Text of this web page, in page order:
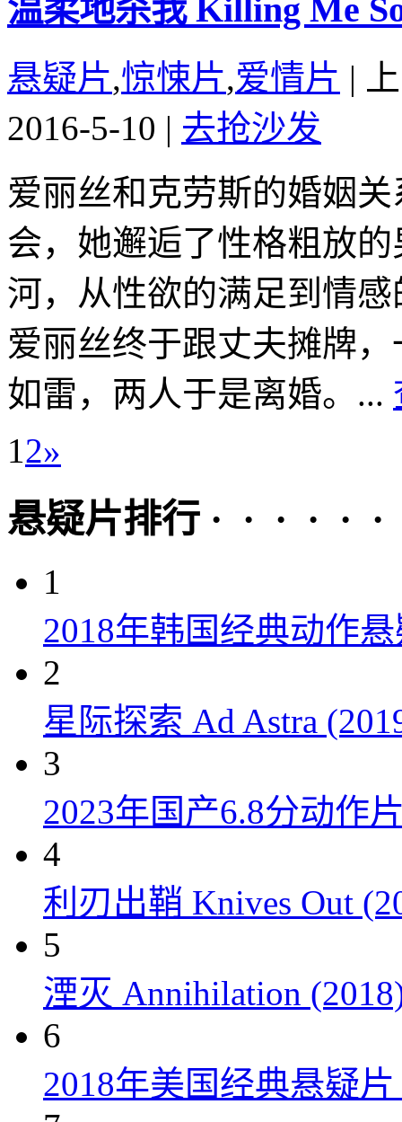
温柔地杀我 Killing Me
悬疑片,惊悚片,爱情片 |
2016-5-10 | 去抢沙发
爱丽丝和克劳斯的婚姻
会，她邂逅了性格粗放
河，从性欲的满足到情
爱丽丝终于跟丈夫摊牌
如雷，两人于是离婚。...
1 2»
悬疑片排行 · · · · · ·
1
2018年韩国经典动作
2
星际探索 Ad Astra
3
2023年国产6.8分动作
4
利刃出鞘 Knives Out
5
湮灭 Annihilation
6
2018年美国经典悬疑